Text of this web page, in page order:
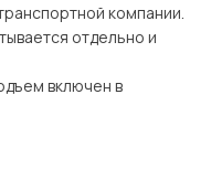
компании.
отдельно и
включен в